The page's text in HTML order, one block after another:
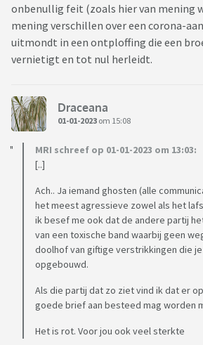
onbenullig feit (zoals hier van mening
mening verschillen over een corona-
uitmondt in een ontploffing die een
vernietigt en tot nul herleidt.
Draceana
01-01-2023 om 15:08
MRI schreef op 01-01-2023 om 13:03:
[..]
Ach.. Ja iemand ghosten (alle
het meest agressieve zowel als het
ik besef me ook dat de andere partij
van een toxische band waarbij geen
doolhof van giftige verstrikkingen die
opgebouwd.
Als die partij dat zo ziet vind ik dat er
goede brief aan besteed mag worden
Het is rot. Voor jou ook veel sterkte